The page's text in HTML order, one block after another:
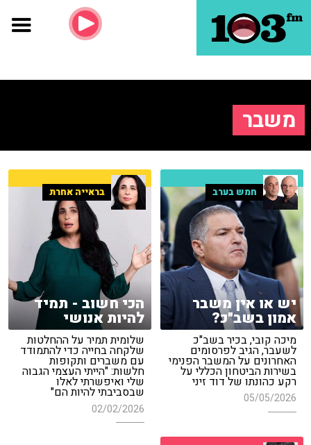
משבר
חמש בערב
יש או אין משבר
אמון בשב"כ?
מיכה קובי, בכיר בשב"כ
לשעבר, הגיב לפרסומים
האחרונים על המשבר הפנימי
בשירות הביטחון הכללי על
רקע כהונתו של דוד זיני
05/05/2026
בראייה אחרת
הכי חשוב - תמיד
להיות אנושי
שלומית תמיר על ההחלטות
שלקחה בחייה כדי להתמודד
עם משברים ותקופות
חלשות: "הייתי העצמי הגבוה
שלי ואיפשרתי לאלו
שבסביבתי להיות הם"
02/02/2026